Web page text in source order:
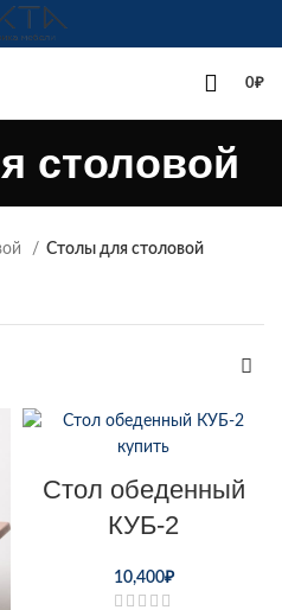
0₽
столовой
Столы для столовой
Стол обеденный
КУБ-2
10,400₽